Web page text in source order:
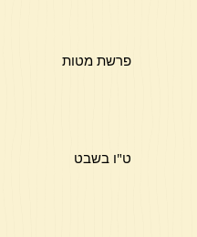
פרשת מטות
ט"ו בשבט